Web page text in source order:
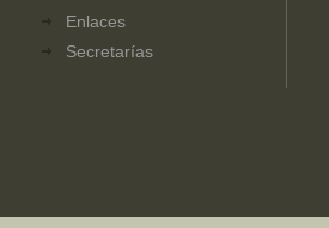
Enlaces
Secretarías